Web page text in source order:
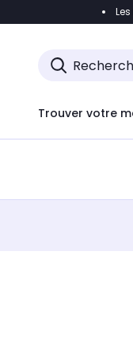
Accéder
Trouver votre